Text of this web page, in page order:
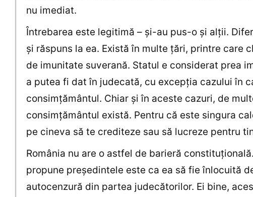
nu imediat.
Întrebarea este legitimă – şi-au pus-o şi alţii.
şi răspuns la ea. Există în multe ţări, printre care
de imunitate suverană. Statul e considerat prea
a putea fi dat în judecată, cu excepţia cazului în
consimţământul. Chiar şi în aceste cazuri, de
consimţământul există. Pentru că este singura
pe cineva să te crediteze sau să lucreze pentru
România nu are o astfel de barieră
propune preşedintele este ca ea să fie înlocuită
autocenzură din partea judecătorilor. Ei bine,